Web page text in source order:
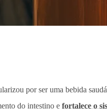
por ser uma bebida
do intestino e fortalece o